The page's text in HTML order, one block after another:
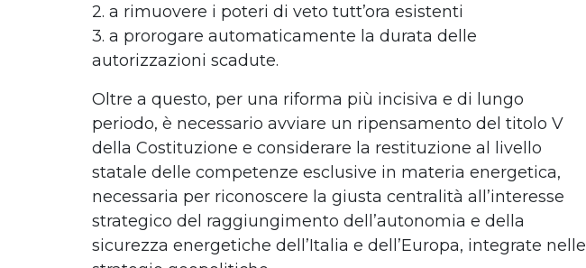
2. a rimuovere i poteri di veto tutt’ora esistenti
3. a prorogare automaticamente la durata delle
autorizzazioni scadute.
Oltre a questo, per una riforma più incisiva e di lungo
periodo, è necessario avviare un ripensamento del titolo V
della Costituzione e considerare la restituzione al livello
statale delle competenze esclusive in materia energetica,
necessaria per riconoscere la giusta centralità all’interesse
strategico del raggiungimento dell’autonomia e della
sicurezza energetiche dell’Italia e dell’Europa, integrate nelle